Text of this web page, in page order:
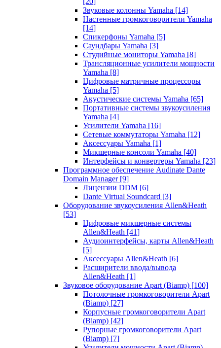
Звуковые колонны Yamaha [14]
Настенные громкоговорители Yamaha
[14]
Спикерфоны Yamaha [5]
Саундбары Yamaha [3]
Студийные мониторы Yamaha [8]
Трансляционные усилители мощности
Yamaha [8]
Цифровые матричные процессоры
Yamaha [5]
Акустические системы Yamaha [65]
Портативные системы звукоусиления
Yamaha [4]
Усилители Yamaha [16]
Сетевые коммутаторы Yamaha [12]
Аксессуары Yamaha [1]
Микшерные консоли Yamaha [40]
Интерфейсы и конвертеры Yamaha [23]
Программное обеспечение Audinate Dante
Domain Manager [9]
Лицензии DDM [6]
Dante Virtual Soundcard [3]
Оборудование звукоусиления Allen&Heath
[53]
Цифровые микшерные системы
Allen&Heath [41]
Аудиоинтерфейсы, карты Allen&Heath
[5]
Аксессуары Allen&Heath [6]
Расширители ввода/вывода
Allen&Heath [1]
Звуковое оборудование Apart (Biamp) [100]
Потолочные громкоговорители Apart
(Biamp) [27]
Корпусные громкоговорители Apart
(Biamp) [42]
Рупорные громкоговорители Apart
(Biamp) [7]